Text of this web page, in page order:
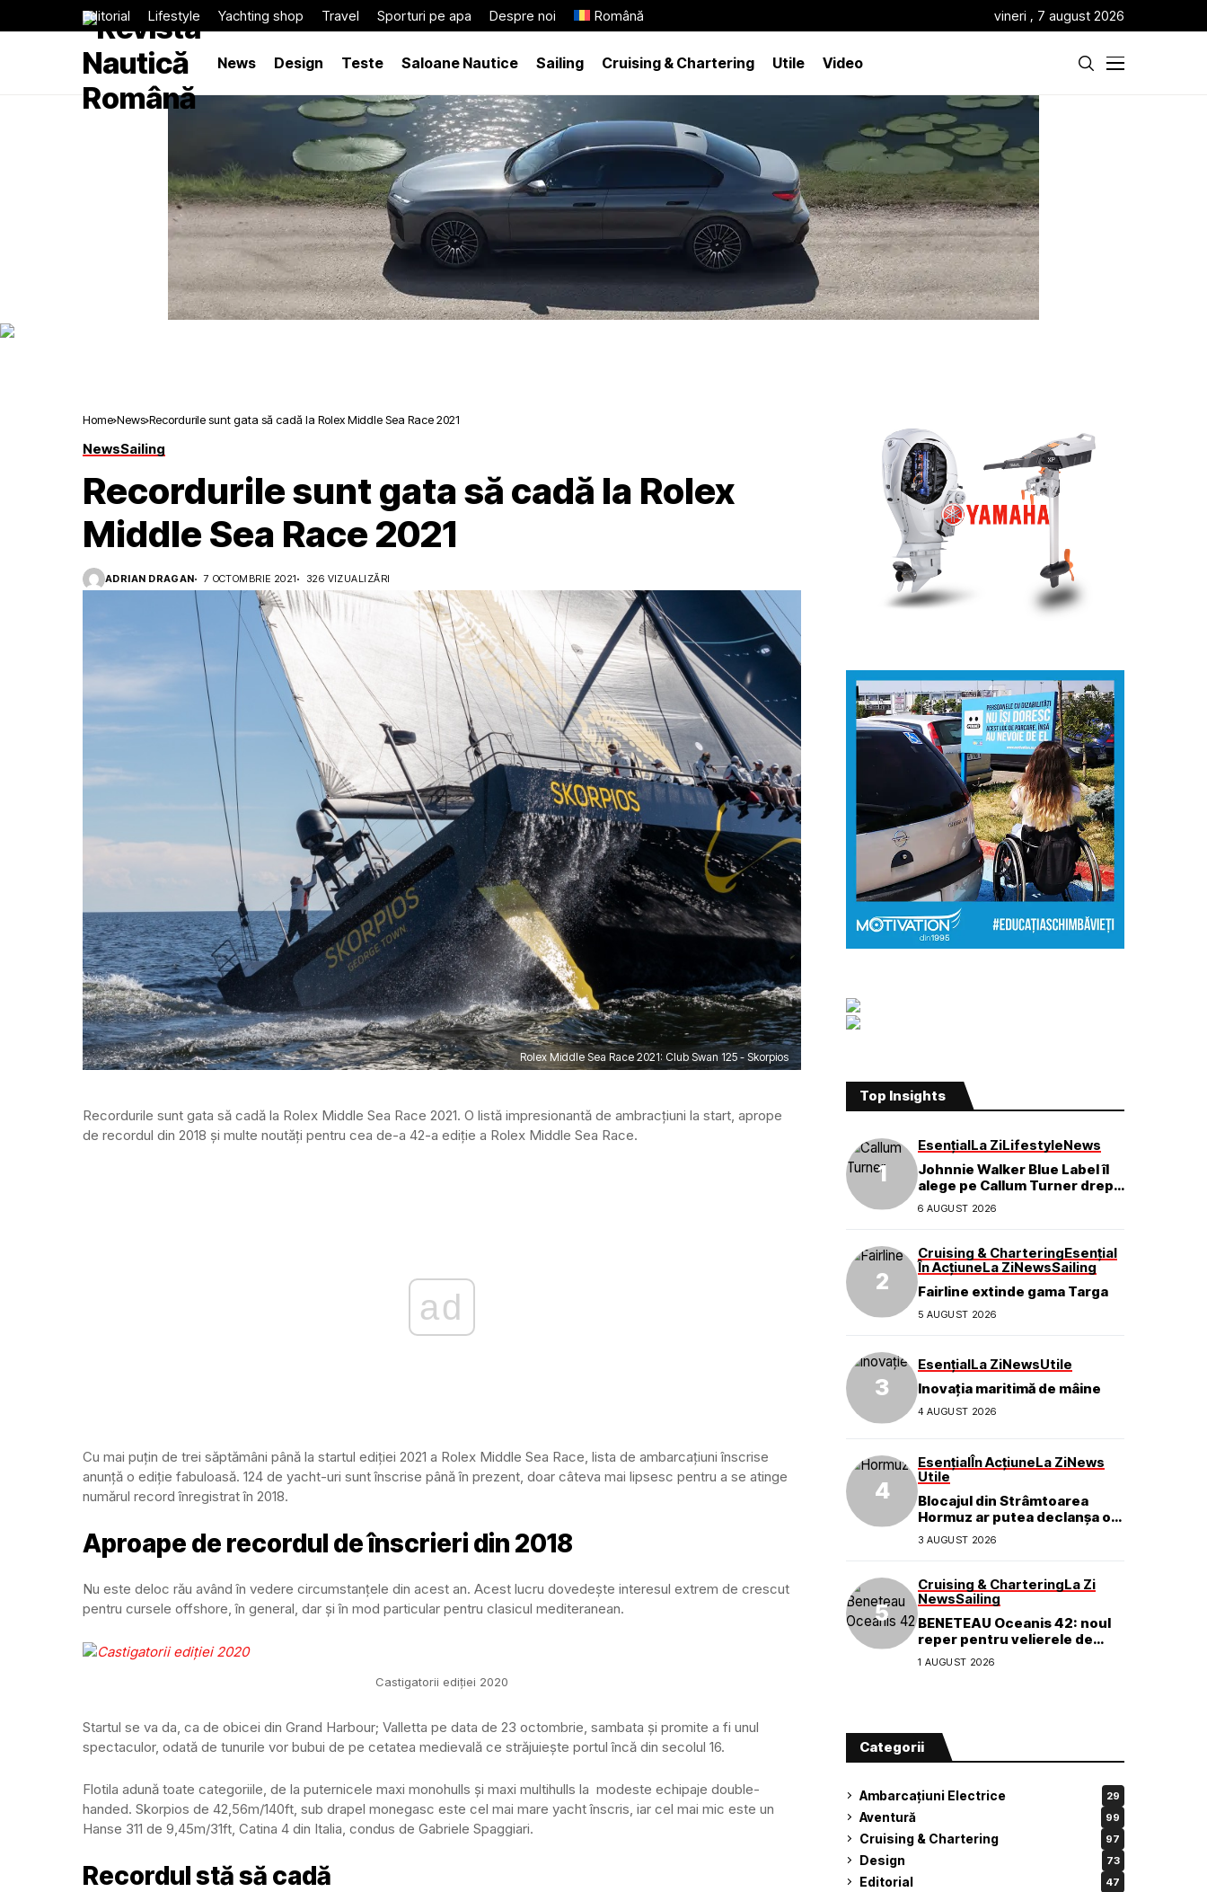
Editorial Lifestyle Yachting shop Travel Sporturi pe apa Despre noi Română vineri , 7 august 2026
News Design Teste Saloane Nautice Sailing Cruising & Chartering Utile Video
Home News Recordurile sunt gata să cadă la Rolex Middle Sea Race 2021
NewsSailing
Recordurile sunt gata să cadă la Rolex
Middle Sea Race 2021
ADRIAN DRAGAN 7 OCTOMBRIE 2021 326 VIZUALIZĂRI
Rolex Middle Sea Race 2021: Club Swan 125 - Skorpios
Recordurile sunt gata să cadă la Rolex Middle Sea Race 2021. O listă impresionantă de ambracțiuni la start, aprope
de recordul din 2018 și multe noutăți pentru cea de-a 42-a ediție a Rolex Middle Sea Race.
ad
Cu mai puțin de trei săptămâni până la startul ediției 2021 a Rolex Middle Sea Race, lista de ambarcațiuni înscrise
anunță o ediție fabuloasă. 124 de yacht-uri sunt înscrise până în prezent, doar câteva mai lipsesc pentru a se atinge
numărul record înregistrat în 2018.
Aproape de recordul de înscrieri din 2018
Nu este deloc rău având în vedere circumstanțele din acest an. Acest lucru dovedește interesul extrem de crescut
pentru cursele offshore, în general, dar și în mod particular pentru clasicul mediteranean.
Castigatorii ediției 2020
Startul se va da, ca de obicei din Grand Harbour; Valletta pe data de 23 octombrie, sambata și promite a fi unul
spectaculor, odată de tunurile vor bubui de pe cetatea medievală ce străjuiește portul încă din secolul 16.
Flotila adună toate categoriile, de la puternicele maxi monohulls și maxi multihulls la modeste echipaje double-
handed. Skorpios de 42,56m/140ft, sub drapel monegasc este cel mai mare yacht înscris, iar cel mai mic este un
Hanse 311 de 9,45m/31ft, Catina 4 din Italia, condus de Gabriele Spaggiari.
Recordul stă să cadă
Top Insights
EsențialLa ZiLifestyleNews
Johnnie Walker Blue Label îl
alege pe Callum Turner drept
noul ambasador global al
mărcii
6 AUGUST 2026
Cruising & CharteringEsențial
În AcțiuneLa ZiNewsSailing
Fairline extinde gama Targa
5 AUGUST 2026
EsențialLa ZiNewsUtile
Inovația maritimă de mâine
4 AUGUST 2026
EsențialÎn AcțiuneLa ZiNews
Utile
Blocajul din Strâmtoarea
Hormuz ar putea declanșa o
criză ecologică globală
3 AUGUST 2026
Cruising & CharteringLa Zi
NewsSailing
BENETEAU Oceanis 42: noul
reper pentru velierele de
croazieră de 40 de picioare
1 AUGUST 2026
Categorii
Ambarcațiuni Electrice 29
Aventură 99
Cruising & Chartering 97
Design 73
Editorial 47